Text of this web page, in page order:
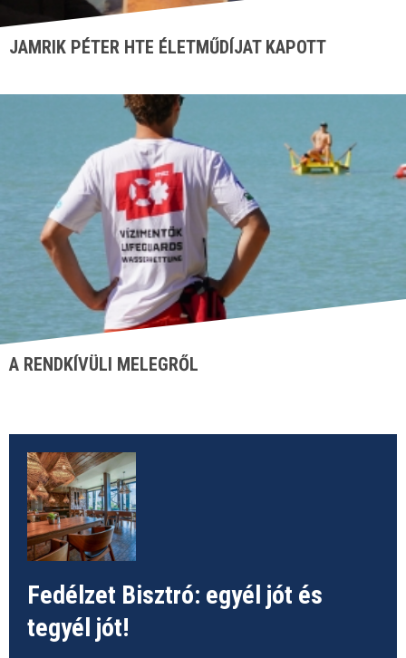
JAMRIK PÉTER HTE ÉLETMŰDÍJAT KAPOTT
A RENDKÍVÜLI MELEGRŐL
Fedélzet Bisztró: egyél jót és
tegyél jót!